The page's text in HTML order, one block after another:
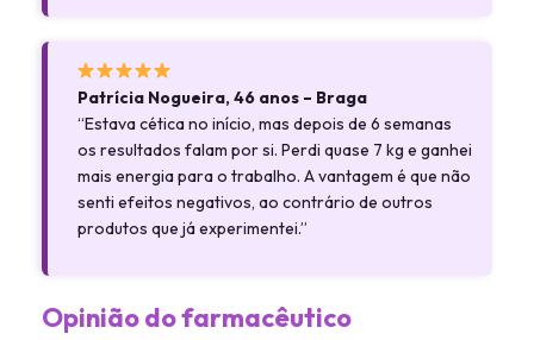
Patrícia Nogueira, 46 anos – Braga
“Estava cética no início, mas depois de 6 semanas
os resultados falam por si. Perdi quase 7 kg e ganhei
mais energia para o trabalho. A vantagem é que não
senti efeitos negativos, ao contrário de outros
produtos que já experimentei.”
Opinião do farmacêutico